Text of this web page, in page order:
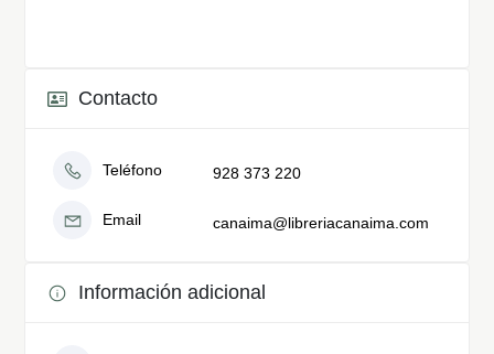
Contacto
Teléfono 928 373 220
Email canaima@libreriacanaima.com
Información adicional